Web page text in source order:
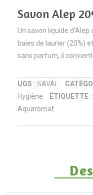
Savon Alep
Un savon liquide
baies de laurier (20%)
sans parfum, il
UGS : SAVAL
Hygiène
ÉTIQUETTE :
Aquaromat